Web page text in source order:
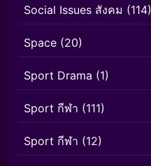
Social Issues สังคม (114)
Space (20)
Sport Drama (1)
Sport กีฬา (111)
Sport กีฬา (12)